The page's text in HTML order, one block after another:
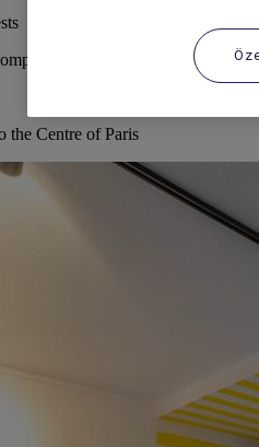
the Centre of Paris